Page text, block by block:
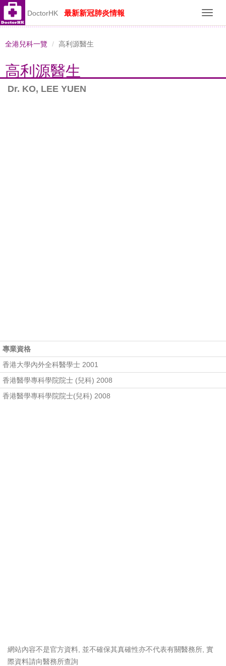
DoctorHK 最新新冠肺炎情報
全港兒科一覽 高利源醫生
高利源醫生
Dr. KO, LEE YUEN
專業資格
香港大學內外全科醫學士 2001
香港醫學專科學院院士 (兒科) 2008
香港醫學專科學院院士(兒科) 2008
網站內容不是官方資料, 並不確保其真確性亦不代表有關醫務所, 實
際資料請向醫務所查詢